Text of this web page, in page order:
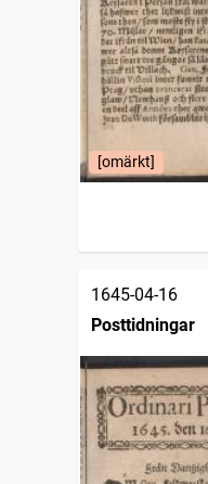
[omärkt]
1645-04-16
Posttidningar